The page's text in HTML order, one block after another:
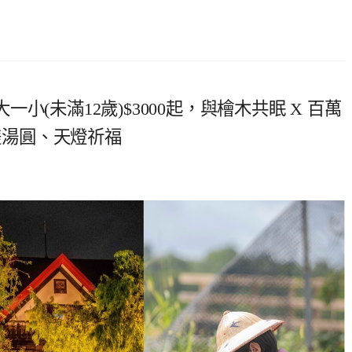
小(未滿12歲)$3000起，與檜木共眠 X 百萬
圓、天燈祈福